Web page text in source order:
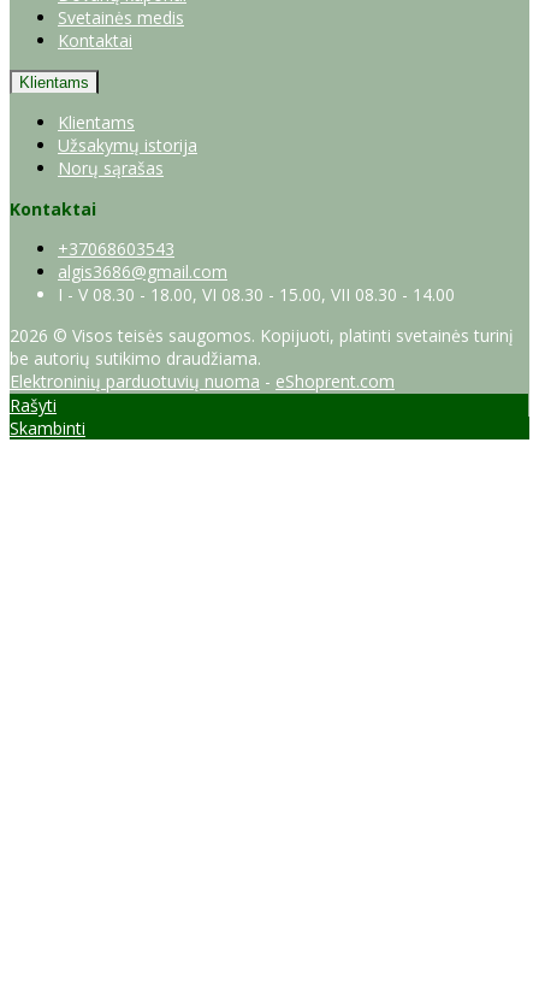
Svetainės medis
Kontaktai
Klientams
Klientams
Užsakymų istorija
Norų sąrašas
Kontaktai
+37068603543
algis3686@gmail.com
I - V 08.30 - 18.00, VI 08.30 - 15.00, VII 08.30 - 14.00
2026 © Visos teisės saugomos. Kopijuoti, platinti svetainės turinį
be autorių sutikimo draudžiama.
Elektroninių parduotuvių nuoma - eShoprent.com
Rašyti
Skambinti